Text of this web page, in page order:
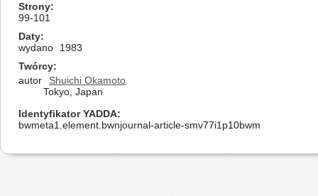
Strony
99-101
Daty
wydano
1983
Twórcy
autor
Shuichi Okamoto
Tokyo, Japan
Identyfikator YADDA
bwmeta1.element.bwnjournal-article-smv77i1p10bwm